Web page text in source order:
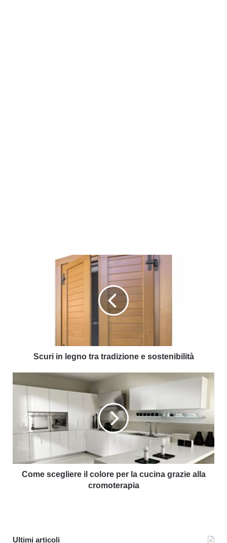
Scuri in legno tra tradizione e sostenibilità
Come scegliere il colore per la cucina grazie alla
cromoterapia
Ultimi articoli